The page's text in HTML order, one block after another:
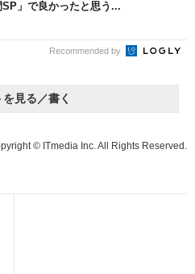
SP」で良かったと思う...
Recommended by
を見る／書く
© ITmedia Inc. All Rights Reserved.